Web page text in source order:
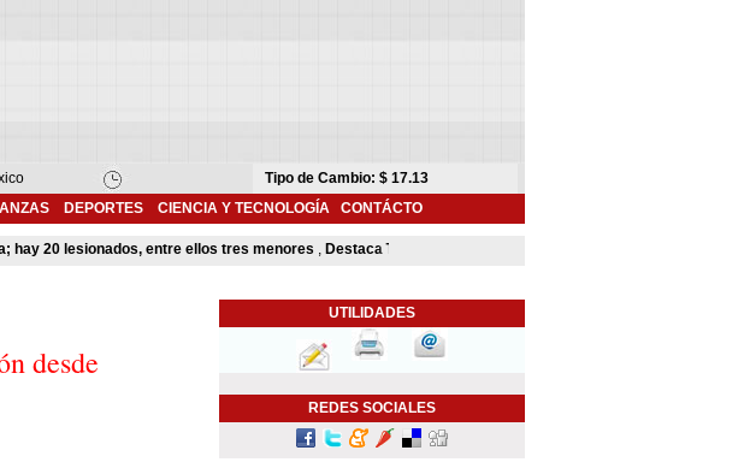
DEPORTES CIENCIA Y TECNOLOGÍA CONTÁCTO
20 lesionados, entre ellos tres menores,Destaca Toño Astiazarán contribución de Camina Segura para
desde
UTILIDADES
REDES SOCIALES